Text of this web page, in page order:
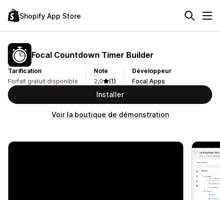
Shopify App Store
Focal Countdown Timer Builder
Tarification
Forfait gratuit disponible
Note
2,0
(1)
Développeur
Focal Apps
Installer
Voir la boutique de démonstration